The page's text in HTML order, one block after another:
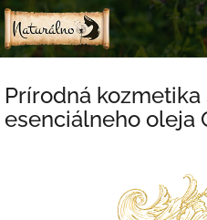
Prejsť
na
obsah
Prírodná kozmetika
esenciálneho oleja